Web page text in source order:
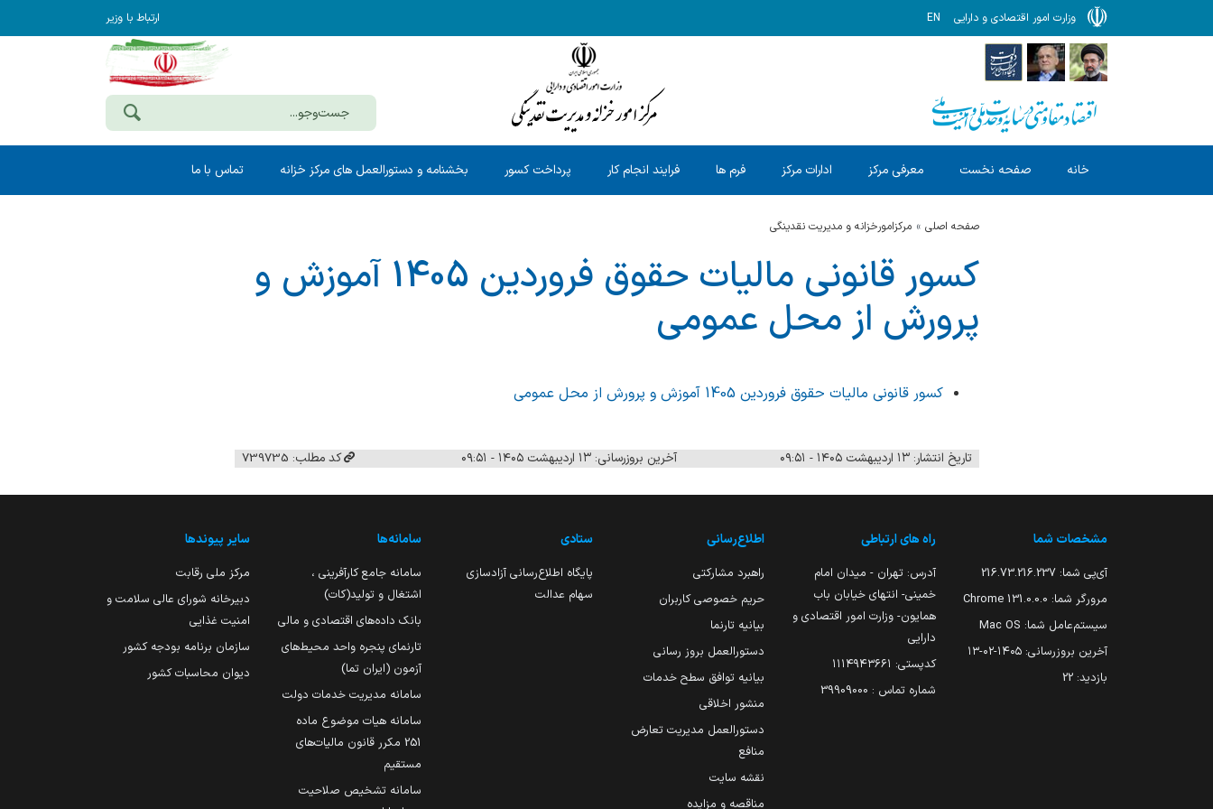
وزارت امور اقتصادی و دارایی EN ارتباط با وزیر
خانه صفحه نخست معرفی مرکز ادارات مرکز فرم ها فرایند انجام کار پرداخت کسور بخشنامه و دستورالعمل های مرکز خزانه تماس با ما
صفحه اصلی مرکزامورخزانه و مدیریت نقدینگی
کسور قانونی مالیات حقوق فروردین 1405 آموزش و
پرورش از محل عمومی
کسور قانونی مالیات حقوق فروردین 1405 آموزش و پرورش از محل عمومی
تاریخ انتشار: ۱۳ اردیبهشت ۱۴۰۵ - ۰۹:۵۱ آخرین بروزرسانی: ۱۳ اردیبهشت ۱۴۰۵ - ۰۹:۵۱ کد مطلب: 739735
مشخصات شما
آی‌پی شما: 216.73.216.237
مرورگر شما: 131.0.0.0 Chrome
سیستم‌عامل شما: Mac OS
آخرین بروزرسانی: ۱۴۰۵-۰۲-۱۳
بازدید: 22
راه های ارتباطی
آدرس: تهران - میدان امام
خمینی- انتهای خیابان باب
همایون- وزارت امور اقتصادی و
دارایی
کدپستی: ۱۱۱۴۹۴۳۶۶۱
شماره تماس : 39909000
اطلاع‌رسانی
راهبرد مشارکتی
حریم خصوصی کاربران
بیانیه تارنما
دستورالعمل بروز رسانی
بیانیه توافق سطح خدمات
منشور اخلاقی
دستورالعمل مدیریت تعارض
منافع
نقشه سایت
مناقصه و مزایده
ستادی
پایگاه اطلاع‌رسانی آزادسازی
سهام عدالت
سامانه‌ها
سامانه جامع کارآفرینی ،
اشتغال و تولید(کات)
بانک داده‌های اقتصادی و مالی
تارنمای پنجره واحد محیط‌های
آزمون (ایران تما)
سامانه مدیریت خدمات دولت
سامانه هیات موضوع ماده
251 مکرر قانون مالیات‌های
مستقیم
سامانه تشخیص صلاحیت
سایر پیوندها
مرکز ملی رقابت
دبیرخانه شورای عالی سلامت و
امنیت غذایی
سازمان برنامه بودجه کشور
دیوان محاسبات کشور